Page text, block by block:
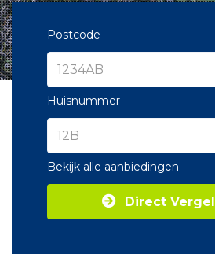
Postcode
Huisnummer
Bekijk alle aanbiedingen
Direct